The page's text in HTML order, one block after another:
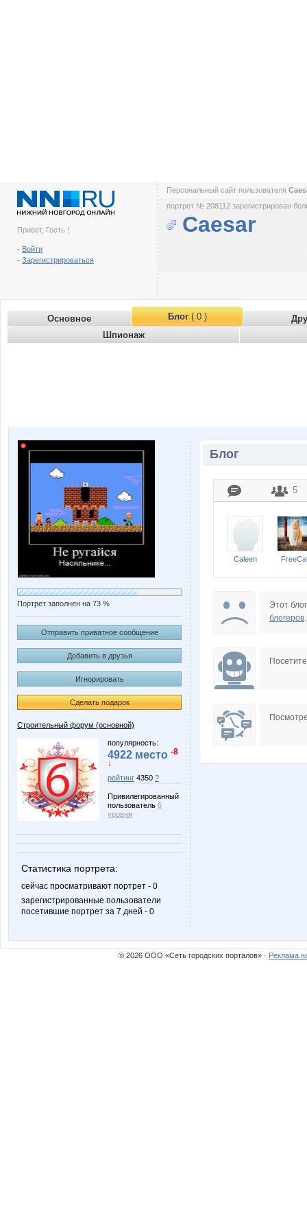
Привет, Гость !
- Войти
- Зарегистрироваться
Персональный сайт пользователя
портрет № 208112 зарегистрирован
Caesar
Основное Блог( 0 )
Шпионаж
Портрет заполнен на 73 %
Отправить приватное сообщение
Добавить в друзья
Игнорировать
Сделать подарок
Строительный форум (основной)
популярность:
4922 место -8
↓
рейтинг 4350 ?
Привилегированный
пользователь 6
уровня
Статистика портрета:
сейчас просматривают портрет - 0
зарегистрированные пользователи
посетившие портрет за 7 дней - 0
Блог
5
Caleen
Этот
блогеров.
© 2026 ООО «Сеть городских порталов» · Реклама